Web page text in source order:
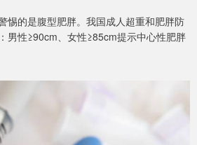
惕的是腹型肥胖。我国成人超重和肥胖防
男性≥90cm、女性≥85cm提示中心性肥胖